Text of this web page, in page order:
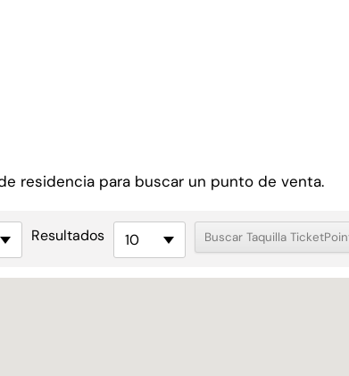
residencia para buscar un punto de venta.
Resultados 10